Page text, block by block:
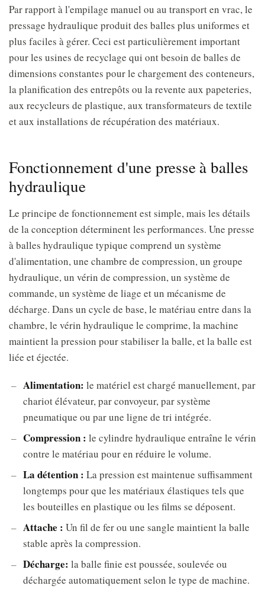
Par rapport à l'empilage manuel ou au transport en vrac, le
pressage hydraulique produit des balles plus uniformes et
plus faciles à gérer. Ceci est particulièrement important
pour les usines de recyclage qui ont besoin de balles de
dimensions constantes pour le chargement des conteneurs,
la planification des entrepôts ou la revente aux papeteries,
aux recycleurs de plastique, aux transformateurs de textile
et aux installations de récupération des matériaux.
Fonctionnement d'une presse à balles
hydraulique
Le principe de fonctionnement est simple, mais les détails
de la conception déterminent les performances. Une presse
à balles hydraulique typique comprend un système
d'alimentation, une chambre de compression, un groupe
hydraulique, un vérin de compression, un système de
commande, un système de liage et un mécanisme de
décharge. Dans un cycle de base, le matériau entre dans la
chambre, le vérin hydraulique le comprime, la machine
maintient la pression pour stabiliser la balle, et la balle est
liée et éjectée.
Alimentation: le matériel est chargé manuellement, par
chariot élévateur, par convoyeur, par système
pneumatique ou par une ligne de tri intégrée.
Compression : le cylindre hydraulique entraîne le vérin
contre le matériau pour en réduire le volume.
La détention : La pression est maintenue suffisamment
longtemps pour que les matériaux élastiques tels que
les bouteilles en plastique ou les films se déposent.
Attache : Un fil de fer ou une sangle maintient la balle
stable après la compression.
Décharge: la balle finie est poussée, soulevée ou
déchargée automatiquement selon le type de machine.